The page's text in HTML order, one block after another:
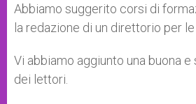
Abbiamo suggerito corsi di
la redazione di un direttorio per le
Vi abbiamo aggiunto una buona
dei lettori.